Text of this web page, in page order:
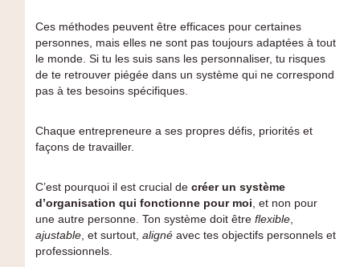
Ces méthodes peuvent être efficaces pour certaines
personnes, mais elles ne sont pas toujours adaptées à tout
le monde. Si tu les suis sans les personnaliser, tu risques
de te retrouver piégée dans un système qui ne correspond
pas à tes besoins spécifiques.
Chaque entrepreneure a ses propres défis, priorités et
façons de travailler.
C’est pourquoi il est crucial de créer un système
d’organisation qui fonctionne pour moi , et non pour
une autre personne. Ton système doit être flexible,
ajustable, et surtout, alignéavec tes objectifs personnels et
professionnels.